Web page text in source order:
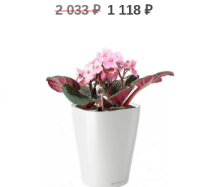
2 033₽ 1 118₽